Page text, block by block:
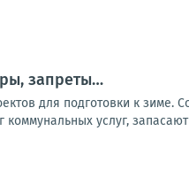
запреты…
для подготовки к зиме.
услуг,